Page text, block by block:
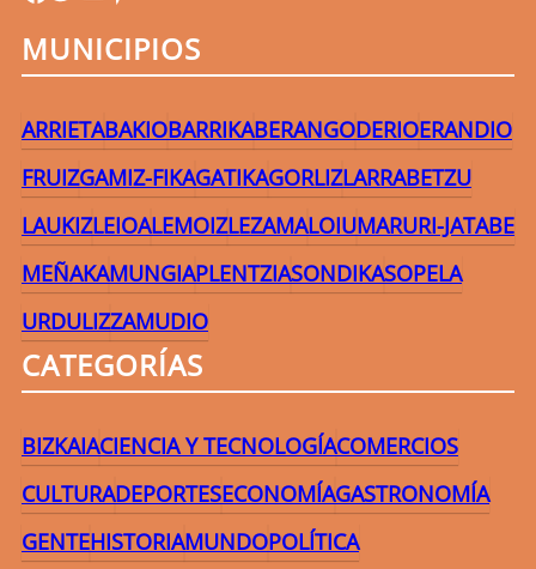
MUNICIPIOS
ARRIETABAKIOBARRIKABERANGODERIOERANDIO
FRUIZGAMIZ-FIKAGATIKAGORLIZLARRABETZU
LAUKIZLEIOALEMOIZLEZAMALOIUMARURI-JATABE
MEÑAKAMUNGIAPLENTZIASONDIKASOPELA
URDULIZZAMUDIO
CATEGORÍAS
BIZKAIACIENCIA Y TECNOLOGÍACOMERCIOS
CULTURADEPORTESECONOMÍAGASTRONOMÍA
GENTEHISTORIAMUNDOPOLÍTICA